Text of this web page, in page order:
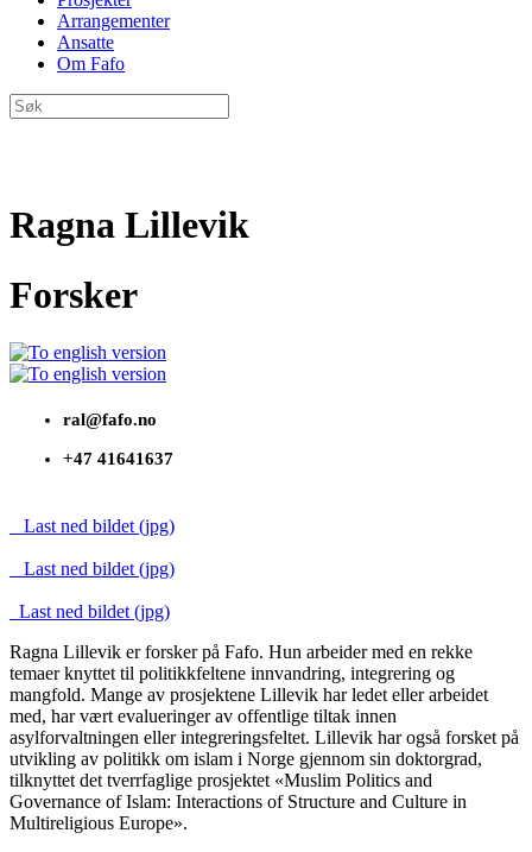
Arrangementer
Ansatte
Om Fafo
Ragna Lillevik
Forsker
ral@fafo.no
+47 41641637
Last ned bildet (jpg)
Last ned bildet (jpg)
Last ned bildet (jpg)
Ragna Lillevik er forsker på Fafo. Hun arbeider med en rekke
temaer knyttet til politikkfeltene innvandring, integrering og
mangfold. Mange av prosjektene Lillevik har ledet eller arbeidet
med, har vært evalueringer av offentlige tiltak innen
asylforvaltningen eller integreringsfeltet. Lillevik har også forsket på
utvikling av politikk om islam i Norge gjennom sin doktorgrad,
tilknyttet det tverrfaglige prosjektet «Muslim Politics and
Governance of Islam: Interactions of Structure and Culture in
Multireligious Europe».